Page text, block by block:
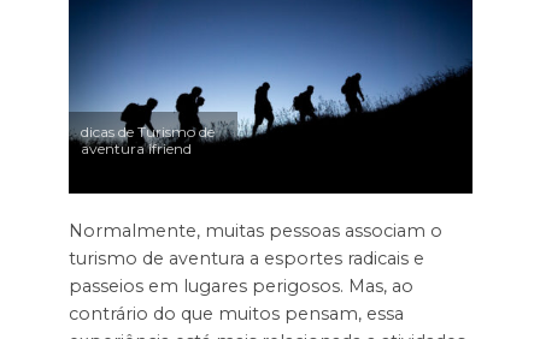
dicas de Turismo de
aventura ifriend
Normalmente, muitas pessoas associam o
turismo de aventura a esportes radicais e
passeios em lugares perigosos. Mas, ao
contrário do que muitos pensam, essa